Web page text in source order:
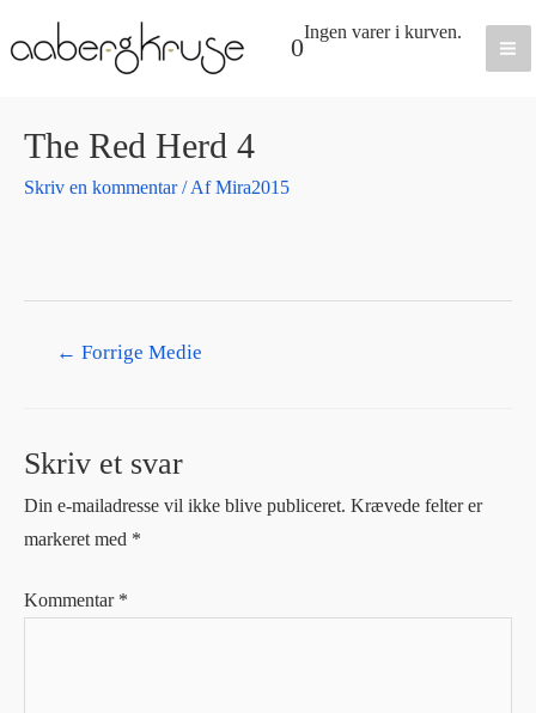
til
0
Ingen varer i kurven.
The Red Herd 4
Skriv en kommentar / AfMira2015
Indlægsnavigation
← Forrige Medie
Skriv et svar
Din e-mailadresse vil ikke blive publiceret. Krævede felter er
markeret med *
Kommentar *